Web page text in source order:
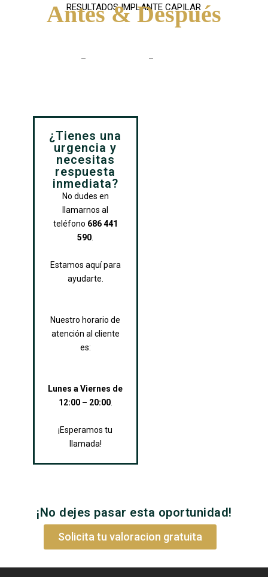
RESULTADOS IMPLANTE CAPILAR
Antes & Después
¿Tienes una
urgencia y
necesitas
respuesta
inmediata?
No dudes en
llamarnos al
teléfono 686 441
590.
Estamos aquí para
ayudarte.
Nuestro horario de
atención al cliente
es:
Lunes a Viernes de
12:00 – 20:00.
¡Esperamos tu
llamada!
¡No dejes pasar esta oportunidad!
Solicita tu valoracion gratuita